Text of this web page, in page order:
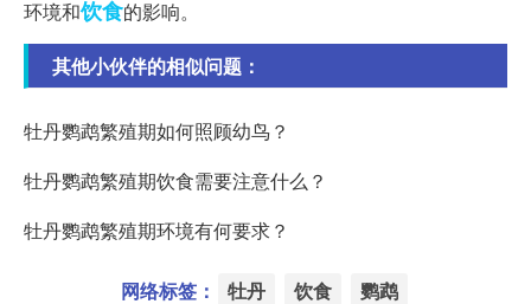
环境和饮食的影响。
其他小伙伴的相似问题：
牡丹鹦鹉繁殖期如何照顾幼鸟？
牡丹鹦鹉繁殖期饮食需要注意什么？
牡丹鹦鹉繁殖期环境有何要求？
网络标签： 牡丹 饮食 鹦鹉